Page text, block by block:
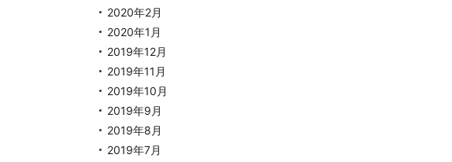
2020年2月
2020年1月
2019年12月
2019年11月
2019年10月
2019年9月
2019年8月
2019年7月